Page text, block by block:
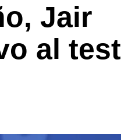
Jair
al test